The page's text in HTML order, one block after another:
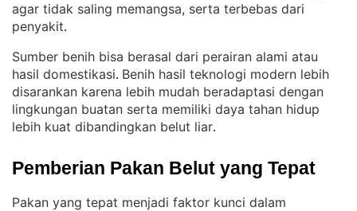
agar tidak saling memangsa, serta terbebas dari
penyakit.
Sumber benih bisa berasal dari perairan alami atau
hasil domestikasi. Benih hasil teknologi modern lebih
disarankan karena lebih mudah beradaptasi dengan
lingkungan buatan serta memiliki daya tahan hidup
lebih kuat dibandingkan belut liar.
Pemberian Pakan Belut yang Tepat
Pakan yang tepat menjadi faktor kunci dalam